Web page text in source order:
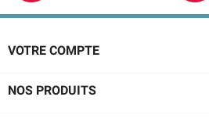
VOTRE COMPTE
NOS PRODUITS